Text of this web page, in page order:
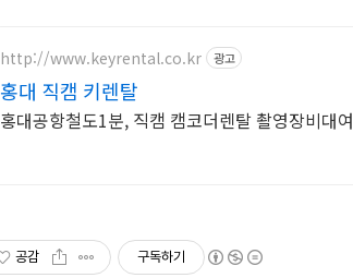
http://www.keyrental.co.kr 광고
홍대 직캠 키렌탈
홍대공항철도1분, 직캠 캠코더렌탈 촬영장비대
공감 구독하기